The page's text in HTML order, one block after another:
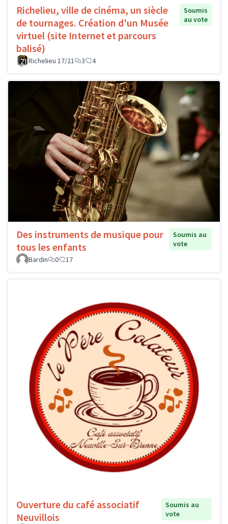
Richelieu, ville de cinéma, un siècle
de tournages. Création d'un Musée
virtuel (site Internet et parcours
balisé)
Soumis
au vote
Richelieu 17/21 3 4
Des instruments de musique pour
tous les enfants
Soumis au
vote
Bardin
0 17
Ouverture du café associatif
Neuvillois
Soumis au
vote